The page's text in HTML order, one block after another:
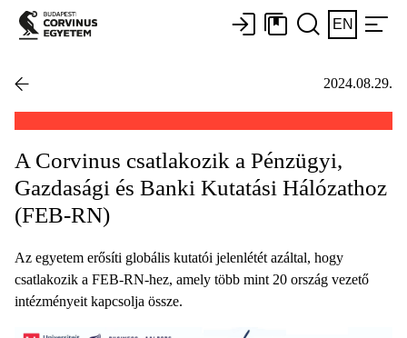
EN
2024.08.29.
A Corvinus csatlakozik a Pénzügyi,
Gazdasági és Banki Kutatási Hálózathoz
(FEB-RN)
Az egyetem erősíti globális kutatói jelenlétét azáltal, hogy
csatlakozik a FEB-RN-hez, amely több mint 20 ország vezető
intézményeit kapcsolja össze.